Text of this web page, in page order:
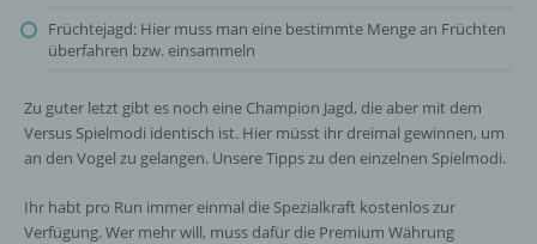
Früchtejagd: Hier muss man eine bestimmte Menge an Früchten
überfahren bzw. einsammeln
Zu guter letzt gibt es noch eine Champion Jagd, die aber mit dem
Versus Spielmodi identisch ist. Hier müsst ihr dreimal gewinnen, um
an den Vogel zu gelangen. Unsere Tipps zu den einzelnen Spielmodi.
Ihr habt pro Run immer einmal die Spezialkraft kostenlos zur
Verfügung. Wer mehr will, muss dafür die Premium Währung